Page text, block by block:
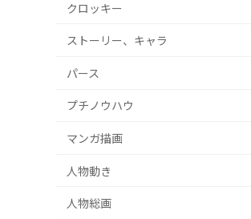
クロッキー
ストーリー、キャラ
パース
プチノウハウ
マンガ描画
人物動き
人物総画